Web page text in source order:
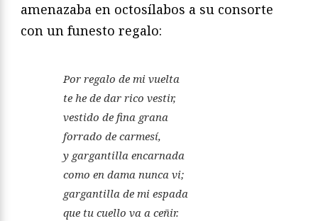
amenazaba en octosílabos a su consorte
con un funesto regalo:
Por regalo de mi vuelta
te he de dar rico vestir,
vestido de fina grana
forrado de carmesí,
y gargantilla encarnada
como en dama nunca vi;
gargantilla de mi espada
que tu cuello va a ceñir.